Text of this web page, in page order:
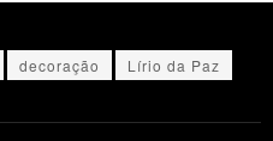
decoração
Lírio da Paz